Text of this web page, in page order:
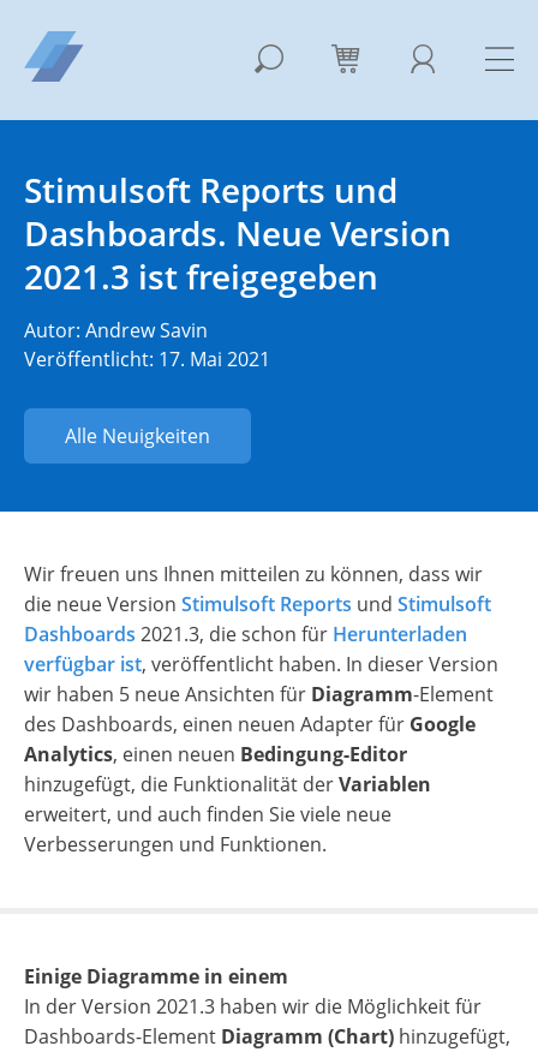
Stimulsoft Reports und
Dashboards. Neue Version
2021.3 ist freigegeben
Autor: Andrew Savin
Veröffentlicht: 17. Mai 2021
Alle Neuigkeiten
Wir freuen uns Ihnen mitteilen zu können, dass wir
die neue Version Stimulsoft Reports und Stimulsoft
Dashboards 2021.3, die schon für Herunterladen
verfügbar ist, veröffentlicht haben. In dieser Version
wir haben 5 neue Ansichten für Diagramm-Element
des Dashboards, einen neuen Adapter für Google
Analytics, einen neuen Bedingung-Editor
hinzugefügt, die Funktionalität derVariablen
erweitert, und auch finden Sie viele neue
Verbesserungen und Funktionen.
Einige Diagramme in einem
In der Version 2021.3 haben wir die Möglichkeit für
Dashboards-Element Diagramm (Chart) hinzugefügt,